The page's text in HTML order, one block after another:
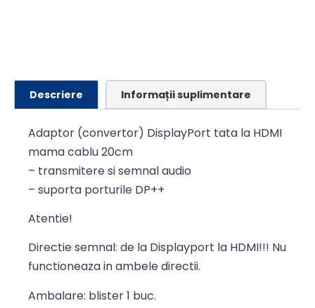
Descriere Informații suplimentare
Adaptor (convertor) DisplayPort tata la HDMI
mama cablu 20cm
– transmitere si semnal audio
– suporta porturile DP++
Atentie!
Directie semnal: de la Displayport la HDMI!!! Nu
functioneaza in ambele directii.
Ambalare: blister 1 buc.